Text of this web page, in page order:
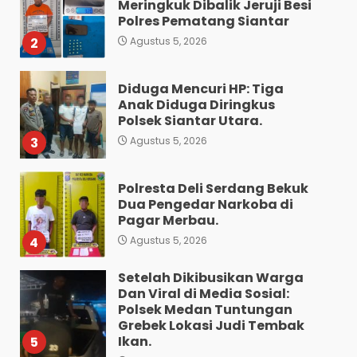
2
Meringkuk Dibalik Jeruji Besi
Polres Pematang Siantar
Agustus 5, 2026
3
Diduga Mencuri HP: Tiga
Anak Diduga Diringkus
Polsek Siantar Utara.
Agustus 5, 2026
4
Polresta Deli Serdang Bekuk
Dua Pengedar Narkoba di
Pagar Merbau.
Agustus 5, 2026
5
Setelah Dikibusikan Warga
Dan Viral di Media Sosial:
Polsek Medan Tuntungan
Grebek Lokasi Judi Tembak
Ikan.